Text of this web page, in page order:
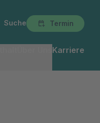
Suche Termin
Karriere